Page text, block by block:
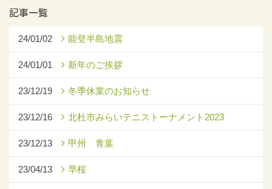
記事一覧
24/01/02 能登半島地震
24/01/01 新年のご挨拶
23/12/19 冬季休業のお知らせ
23/12/16 北杜市みらいテニストーナメント2023
23/12/13 甲州 青葉
23/04/13 早桜